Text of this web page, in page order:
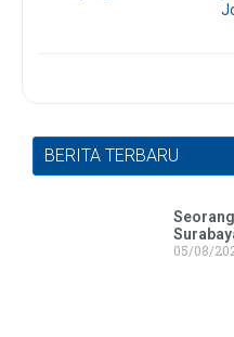
BERITA TERBARU
05/08/